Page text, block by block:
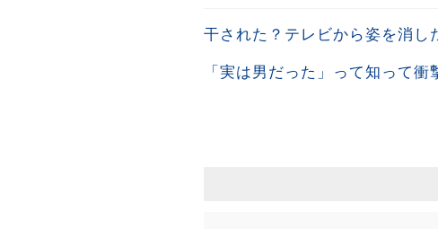
干された？テレビから姿を消し
「実は男だった」って知って